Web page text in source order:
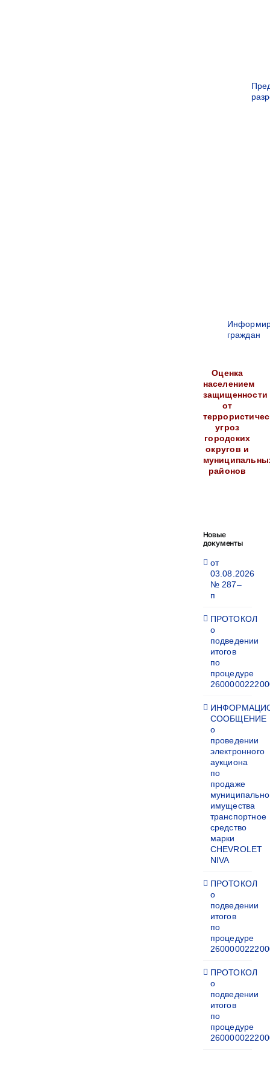
граждан
Оценка
населением
защищенности
от
угроз
городских
округов и
районов
Новые
документы
от
03.08.2026
№ 287–
п
ПРОТОКОЛ
о
подведении
итогов
по
процедуре
СООБЩЕНИЕ
о
проведении
электронного
аукциона
по
продаже
имущества
транспортное
средство
марки
CHEVROLET
NIVA
ПРОТОКОЛ
о
подведении
итогов
по
процедуре
ПРОТОКОЛ
о
подведении
итогов
по
процедуре